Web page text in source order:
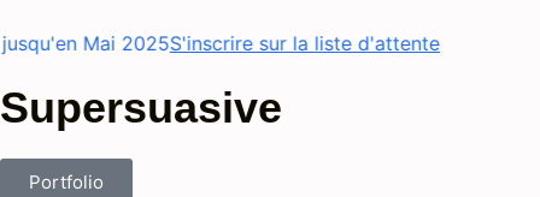
Mai 2025S'inscrire sur la liste d'attente
Supersuasive
Portfolio